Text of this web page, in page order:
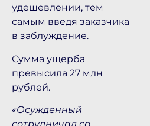
удешевлении, тем
самым введя заказчика
в заблуждение.
Сумма ущерба
превысила 27 млн
рублей.
«Осужденный